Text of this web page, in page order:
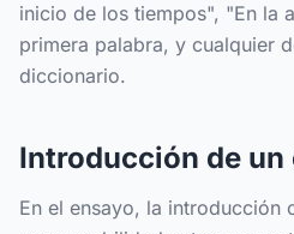
inicio de los tiempos", "En la
primera palabra, y cualquier
diccionario.
Introducción de un
En el ensayo, la introducción